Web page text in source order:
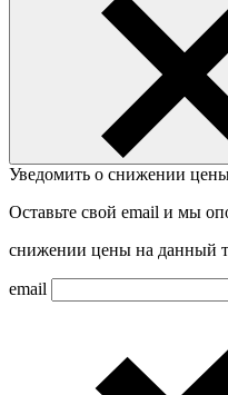
Уведомить о снижении
Оставьте свой email и мы
снижении цены на данный
email